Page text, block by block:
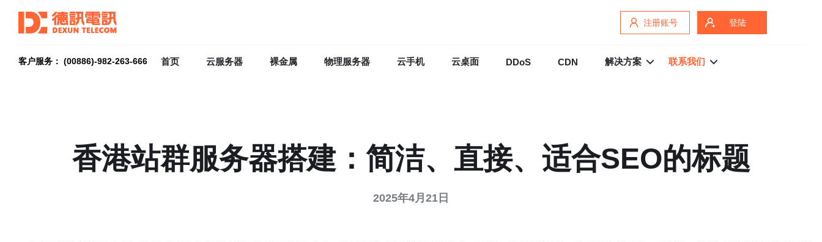
注册账号 登陆
客户服务： (00886)-982-263-666 首页 云服务器 裸金属 物理服务器 云手机 云桌面 DDoS CDN 解决方案 联系我们
香港站群服务器搭建：简洁、直接、适合SEO的标题
2025年4月21日